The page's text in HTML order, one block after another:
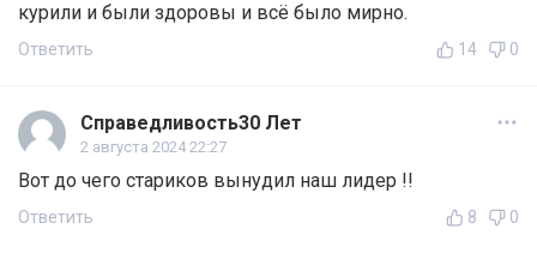
курили и были здоровы и всё было мирно.
Ответить 14 0
Справедливость30 Лет
2 августа 2024 22:27
Вот до чего стариков вынудил наш лидер !!
Ответить 8 0